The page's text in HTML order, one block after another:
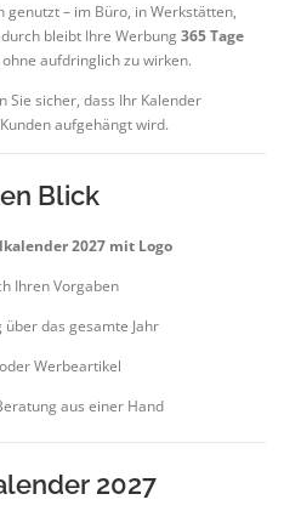
– im Büro, in Werkstätten,
bleibt Ihre Werbung365 Tage
ohne aufdringlich zu wirken.
Sie sicher, dass Ihr Kalender
aufgehängt wird.
Blick
2027 mit Logo
Ihren Vorgaben
das gesamte Jahr
Werbeartikel
aus einer Hand
2027